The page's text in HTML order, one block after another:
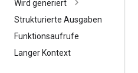
Wird generiert
Strukturierte Ausgaben
Funktionsaufrufe
Langer Kontext